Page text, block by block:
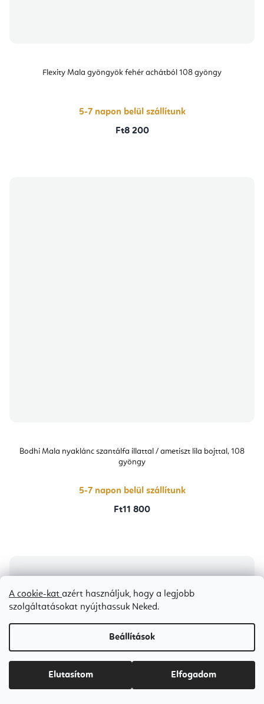
A cookie-kat azért használjuk, hogy a legjobb
szolgáltatásokat nyújthassuk Neked.
Beállítások
Elutasítom Elfogadom
Flexity Mala gyöngyök fehér achátból 108 gyöngy
5-7 napon belül szállítunk
Ft8 200
Bodhi Mala nyaklánc szantálfa illattal / ametiszt lila bojttal, 108
gyöngy
5-7 napon belül szállítunk
Ft11 800